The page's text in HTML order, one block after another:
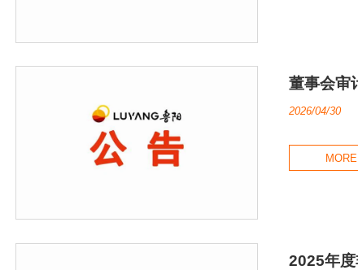
董事会审
2026/04/30
2025年